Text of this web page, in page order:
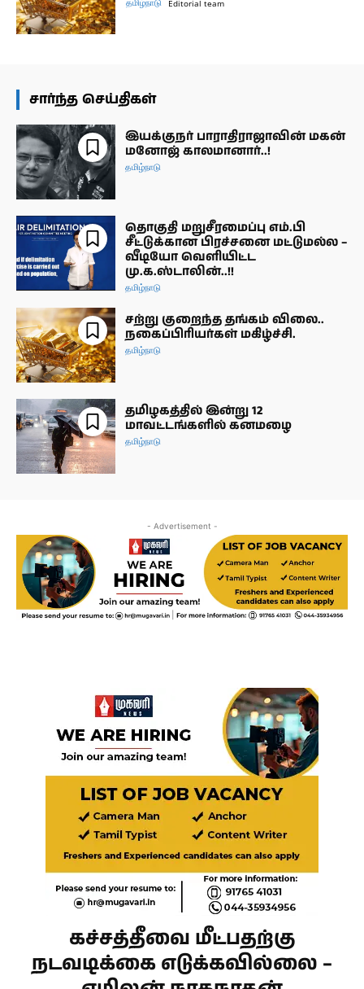
Editorial team
சார்ந்த செய்திகள்
இயக்குநர் பாராதிராஜாவின் மகன்
மனோஜ் காலமானார்..!
தமிழ்நாடு
தொகுதி மறுசீரமைப்பு எம்.பி
சீட்டுக்கான பிரச்சனை மட்டுமல்ல –
வீடியோ வெளியிட்ட
மு.க.ஸ்டாலின்..!!
தமிழ்நாடு
சற்று குறைந்த தங்கம் விலை..
நகைப்பிரியர்கள் மகிழ்ச்சி.
தமிழ்நாடு
தமிழகத்தில் இன்று 12
மாவட்டங்களில் கனமழை
தமிழ்நாடு
- Advertisement -